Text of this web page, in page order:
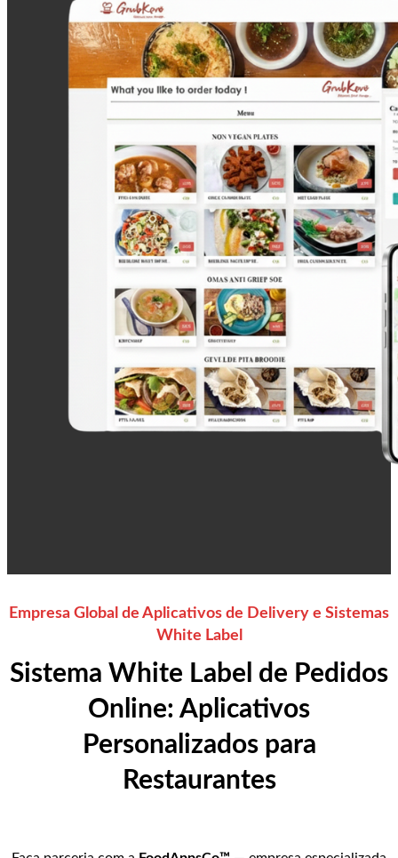
Empresa Global de Aplicativos de Delivery e Sistemas
White Label
Sistema White Label de Pedidos
Online: Aplicativos
Personalizados para
Restaurantes